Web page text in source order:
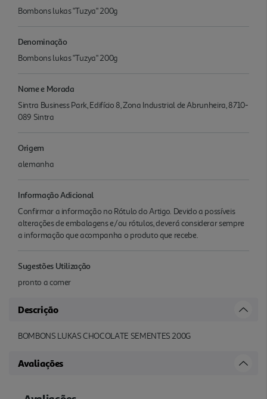
Bombons lukas "Tuzya" 200g
Denominação
Bombons lukas "Tuzya" 200g
Nome e Morada
Sintra Business Park, Edifício 8, Zona Industrial de Abrunheira, 8710-
089 Sintra
Origem
alemanha
Informação Adicional
Confirmar a informação no Rótulo do Artigo. Devido a possíveis
alterações de embalagens e/ou rótulos, deverá considerar sempre
a informação que acompanha o produto que recebe.
Sugestões Utilização
pronto a comer
Descrição
BOMBONS LUKAS CHOCOLATE SEMENTES 200G
Avaliações